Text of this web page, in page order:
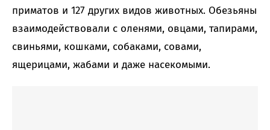
приматов и 127 других видов животных. Обезьяны
взаимодействовали с оленями, овцами, тапирами,
свиньями, кошками, собаками, совами,
ящерицами, жабами и даже насекомыми.